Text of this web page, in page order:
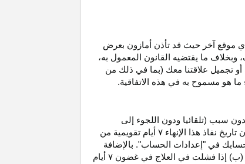
موقع آخر حيث قد تأذن أمازون بعرض
ما يقتضيه القانون المعمول به،
أو تجميل علاقتنا معك (بما في ذلك من
ما هو مسموح به في هذه الاتفاقية.
سبب (تلقائيا ودون اللجوء إلى
نفاذ هذا الإنهاء ۷ أيام تقويمية من
في "إعدادات الحساب". بالإضافة
(ب) إذا فشلت في العلاج في غضون ۷ أيام